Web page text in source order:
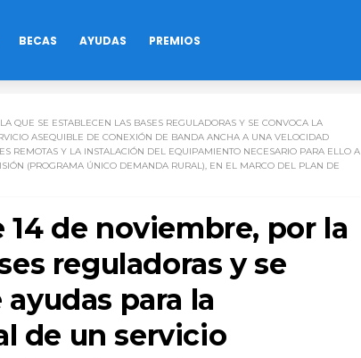
BECAS AYUDAS PREMIOS
QUE SE ESTABLECEN LAS BASES REGULADORAS Y SE CONVOCA LA
ASEQUIBLE DE CONEXIÓN DE BANDA ANCHA A UNA VELOCIDAD
REMOTAS Y LA INSTALACIÓN DEL EQUIPAMIENTO NECESARIO PARA ELLO A
(PROGRAMA ÚNICO DEMANDA RURAL), EN EL MARCO DEL PLAN DE
14 de noviembre, por la
reguladoras y se
para la
de un servicio